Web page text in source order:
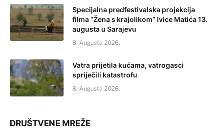
Specijalna predfestivalska projekcija
filma “Žena s krajolikom” Ivice Matića 13.
augusta u Sarajevu
8. Augusta 2026.
Vatra prijetila kućama, vatrogasci
spriječili katastrofu
8. Augusta 2026.
DRUŠTVENE MREŽE